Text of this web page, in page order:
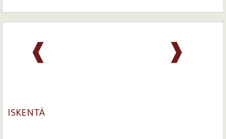
❱
❰
ISKENTÄ